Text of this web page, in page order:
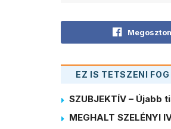
EZ IS TETSZENI FOG
SZUBJEKTÍV –
MEGHALT SZELÉNYI